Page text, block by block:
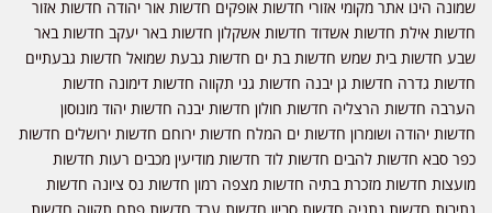
שמונה הינו אתר מקומי אזורי חדשות אופקים חדשות אור יהודה חדשות אזור
חדשות אילת חדשות אשדוד חדשות אשקלון חדשות באר יעקב חדשות באר
שבע חדשות בית שמש חדשות בת ים חדשות גבעת שמואל חדשות גבעתיים
חדשות גדרה חדשות גן יבנה חדשות גני תקווה חדשות דימונה חדשות
הערבה חדשות הרצליה חדשות חולון חדשות יבנה חדשות יהוד מונוסון
חדשות יהודה ושומרון חדשות ים המלח חדשות ירוחם חדשות ירושלים חדשות
כפר סבא חדשות להבים חדשות לוד חדשות מודיעין מכבים רעות חדשות
מועצות חדשות מזכרת בתיה חדשות מצפה רמון חדשות נס ציונה חדשות
נתיבות חדשות נתניה חדשות סביון חדשות ערד חדשות פתח תקווה חדשות